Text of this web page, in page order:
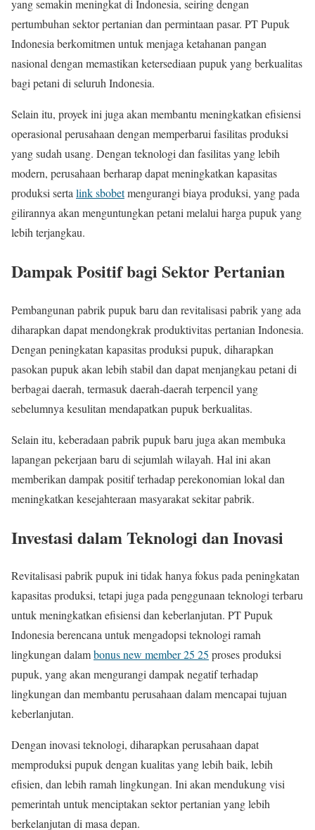
yang semakin meningkat di Indonesia, seiring dengan
pertumbuhan sektor pertanian dan permintaan pasar. PT Pupuk
Indonesia berkomitmen untuk menjaga ketahanan pangan
nasional dengan memastikan ketersediaan pupuk yang berkualitas
bagi petani di seluruh Indonesia.
Selain itu, proyek ini juga akan membantu meningkatkan efisiensi
operasional perusahaan dengan memperbarui fasilitas produksi
yang sudah usang. Dengan teknologi dan fasilitas yang lebih
modern, perusahaan berharap dapat meningkatkan kapasitas
produksi serta link sbobetmengurangi biaya produksi, yang pada
gilirannya akan menguntungkan petani melalui harga pupuk yang
lebih terjangkau.
Dampak Positif bagi Sektor Pertanian
Pembangunan pabrik pupuk baru dan revitalisasi pabrik yang ada
diharapkan dapat mendongkrak produktivitas pertanian Indonesia.
Dengan peningkatan kapasitas produksi pupuk, diharapkan
pasokan pupuk akan lebih stabil dan dapat menjangkau petani di
berbagai daerah, termasuk daerah-daerah terpencil yang
sebelumnya kesulitan mendapatkan pupuk berkualitas.
Selain itu, keberadaan pabrik pupuk baru juga akan membuka
lapangan pekerjaan baru di sejumlah wilayah. Hal ini akan
memberikan dampak positif terhadap perekonomian lokal dan
meningkatkan kesejahteraan masyarakat sekitar pabrik.
Investasi dalam Teknologi dan Inovasi
Revitalisasi pabrik pupuk ini tidak hanya fokus pada peningkatan
kapasitas produksi, tetapi juga pada penggunaan teknologi terbaru
untuk meningkatkan efisiensi dan keberlanjutan. PT Pupuk
Indonesia berencana untuk mengadopsi teknologi ramah
lingkungan dalambonus new member 25 25 proses produksi
pupuk, yang akan mengurangi dampak negatif terhadap
lingkungan dan membantu perusahaan dalam mencapai tujuan
keberlanjutan.
Dengan inovasi teknologi, diharapkan perusahaan dapat
memproduksi pupuk dengan kualitas yang lebih baik, lebih
efisien, dan lebih ramah lingkungan. Ini akan mendukung visi
pemerintah untuk menciptakan sektor pertanian yang lebih
berkelanjutan di masa depan.